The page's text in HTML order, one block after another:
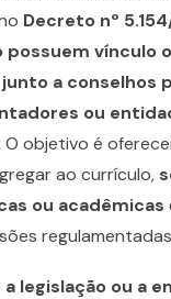
Decreto nº
possuem vínculo
a conselhos
ou
O objetivo é
ao currículo,
ou acadêmicas
legislação ou a